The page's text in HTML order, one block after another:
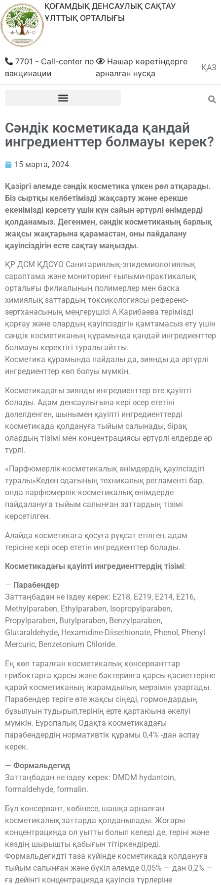
ҚОҒАМДЫҚ ДЕНСАУЛЫҚ САҚТАУ
ҰЛТТЫҚ ОРТАЛЫҒЫ
ҚАЗ
РУС
Нашар көретіндерге
арналған нұсқа
7701 - Call-center по
вакцинации
Сәндік косметикада қандай
ингредиенттер болмауы керек?
15 марта, 2024
Қазіргі әлемде сәндік косметика үлкен рөл атқарады.
Біз сыртқы келбетімізді жақсарту және ерекше
екенімізді көрсету үшін күн сайын әртүрлі өнімдерді
қолданамыз. Дегенмен, сәндік косметиканың барлық
жақсы жақтарына қарамастан, оны пайдалану
қауіпсіздігін есте сақтау маңызды.
ҚР ДСМ ҚДСҰО Санитариялық-эпидемиологиялық
сараптама және мониторинг ғылыми-практикалық
орталығы филиалының полимерлер мен баска
химиялық заттардың токсикологиясы референс-
зертханасының меңгерушісі А.Карибаева терімізді
қорғау және олардың қауіпсіздігін қамтамасыз ету үшін
сәндік косметиканың құрамында қандай ингредиенттер
болмауы керектігі туралы айтты.
Косметика құрамында пайдалы да, зиянды да әртүрлі
ингредиенттер көп болуы мүмкін.
Косметикадағы зиянды ингредиенттер өте қауіпті
болады. Адам денсаулығына кері әсер ететіні
дәлелденген, шынымен қауіпті ингредиенттерді
косметикада қолдануға тыйым салынады, бірақ
олардың тізімі мен концентрациясы әртүрлі елдерде әр
түрлі.
«Парфюмерлік-косметикалық өнімдердің қауіпсіздігі
туралы»Кеден одағының техникалық регламенті бар,
онда парфюмерлік-косметикалық өнімдерде
пайдалануға тыйым салынған заттардың тізімі
көрсетілген.
Алайда косметикаға қосуға рұқсат етілген, адам
терісіне кері әсер ететін ингредиенттер болады.
Косметикадағы қауіпті ингредиенттердің тізімі:
— Парабендер
Заттаңбадан не іздеу керек: E218, E219, E214, E216,
Methylparaben, Ethylparaben, Isopropylparaben,
Propylparaben, Butylparaben, Benzylparaben,
Glutaraldehyde, Hexamidine-Diisethionate, Phenol, Phenyl
Mercuric, Benzetonium Chloride.
Ең көп таралған косметикалық консерванттар
грибоктарға қарсы және бактерияға қарсы қасиеттеріне
қарай косметиканың жарамдылық мерзімін ұзартады.
Парабендер теріге өте жақсы сіңеді, гормондардың
бұзылуын тудырып,терінің ерте қартаюына әкелуі
мүмкін. Еуропалық Одақта косметикадағы
парабендердің нормативтік құрамы 0,4% -дан аспау
керек.
— Формальдегид
Заттаңбадан не іздеу керек: DMDM hydantoin,
formaldehyde, formalin.
Бұл консервант, көбінесе, шашқа арналған
косметикалық заттарда қолданылады. Жоғары
концентрацияда ол уытты болып келеді де, теріні және
көздің шырышты қабығын тітіркендіреді.
Формальдегидті таза күйінде косметикада қолдануға
тыйым салынған және бүкіл әлемде 0,05% — дан 0,2% —
ға дейінгі концентрацияда қауіпсіз түрлеріне